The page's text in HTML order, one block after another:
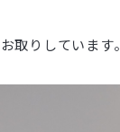
取りしています。